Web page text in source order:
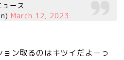
ース
March 12, 2023
ン取るのはキツイだよーっ